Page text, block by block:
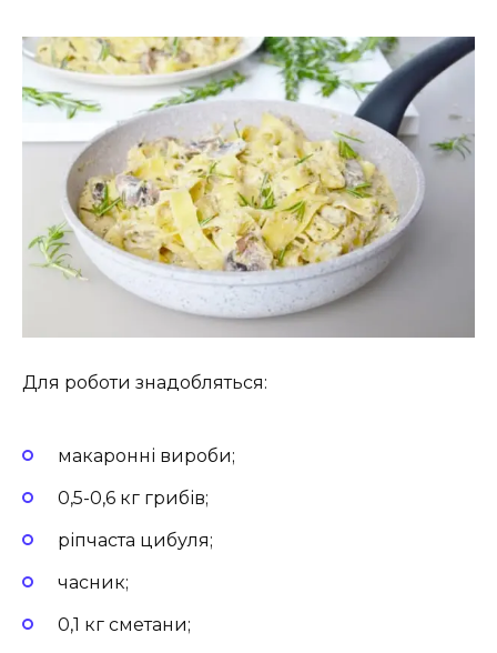
Для роботи знадобляться:
макаронні вироби;
0,5-0,6 кг грибів;
ріпчаста цибуля;
часник;
0,1 кг сметани;